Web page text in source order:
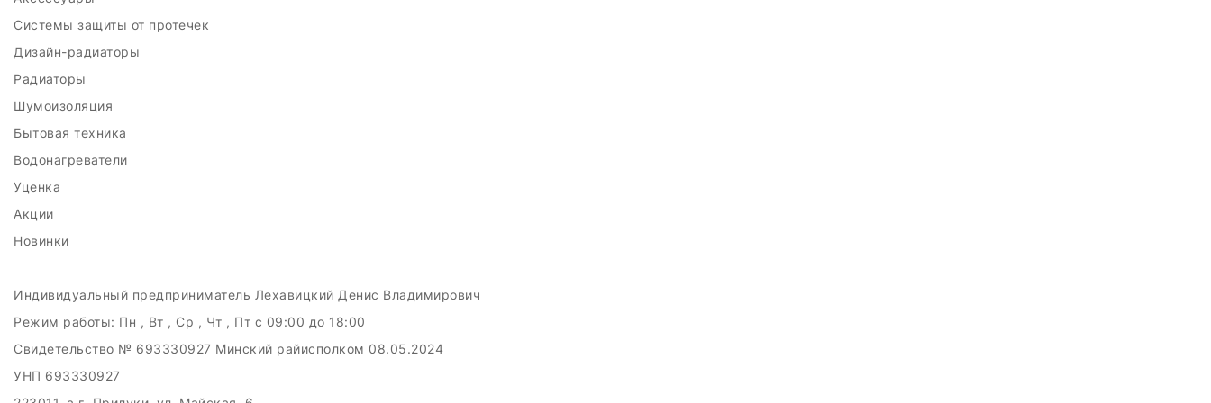
Системы защиты от протечек
Дизайн-радиаторы
Радиаторы
Шумоизоляция
Бытовая техника
Водонагреватели
Уценка
Акции
Новинки
Индивидуальный предприниматель Лехавицкий Денис Владимирович
Режим работы: Пн , Вт , Ср , Чт , Пт c 09:00 до 18:00
Свидетельство № 693330927 Минский райисполком 08.05.2024
УНП 693330927